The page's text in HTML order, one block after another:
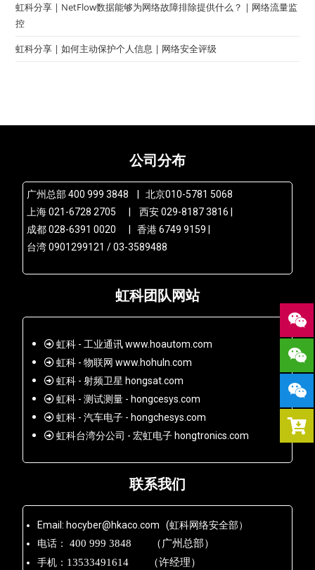
虹科分享 | NetFlow数据能够为网络故障排除提供什么？ | 网络流量监
控
虹科分享 | 如何主动保护个人信息 | 网络安全评级
公司分布
广州总部 400 999 3848 | 北京010-5781 5068
上海 021-6728 2705 | 西安 029-8187 3816 |
成都 028-6391 0020 | 香港 6749 9159 |
台湾 0901299121 / 03-3589488
虹科团队网站
虹科 - 工业通讯 www.hoautom.com
虹科 - 物联网 www.hohuln.com
虹科 - 射频卫星 hongsat.com
虹科 - 测试测量 - hongcesys.com
虹科 - 汽车电子 - hongchesys.com
虹科台湾分公司 - 宏虹电子 hongtronics.com
联系我们
Email: hocyber@hkaco.com (虹科网络安全部）
电话：
400 999 3848 （广州总部）
手机： 13533491614 （许经理）